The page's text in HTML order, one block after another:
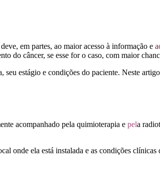
em partes, ao maior acesso à informação e
do câncer, se esse for o caso, com maior
estágio e condições do paciente. Neste
acompanhado pela quimioterapia e pela
onde ela está instalada e as condições clínicas